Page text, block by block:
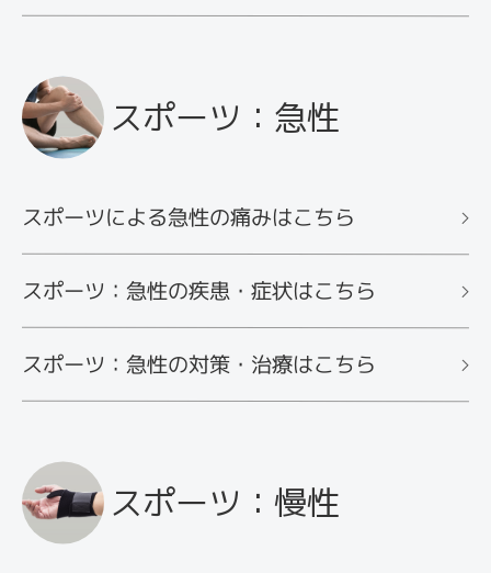
スポーツ：急性
スポーツによる急性の痛みはこちら
スポーツ：急性の疾患・症状はこちら
スポーツ：急性の対策・治療はこちら
スポーツ：慢性